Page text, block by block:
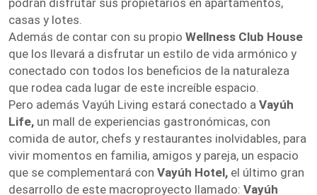
podrán disfrutar sus propietarios en apartamentos,
casas y lotes.
Además de contar con su propio Wellness Club House
que los llevará a disfrutar un estilo de vida armónico y
conectado con todos los beneficios de la naturaleza
que rodea cada lugar de este increíble espacio.
Pero además Vayúh Living estará conectado a Vayúh
Life, un mall de experiencias gastronómicas, con
comida de autor, chefs y restaurantes inolvidables, para
vivir momentos en familia, amigos y pareja, un espacio
que se complementará con Vayúh Hotel, el último gran
desarrollo de este macroproyecto llamado: Vayúh